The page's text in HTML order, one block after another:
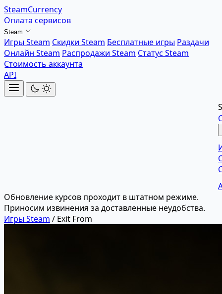
SteamCurrency
Оплата сервисов
Steam
Игры Steam Скидки Steam Бесплатные игры Раздачи
Онлайн Steam Распродажи Steam Статус Steam
Стоимость аккаунта
API
Обновление курсов проходит в штатном режиме.
Приносим извинения за доставленные неудобства.
Игры Steam / Exit From